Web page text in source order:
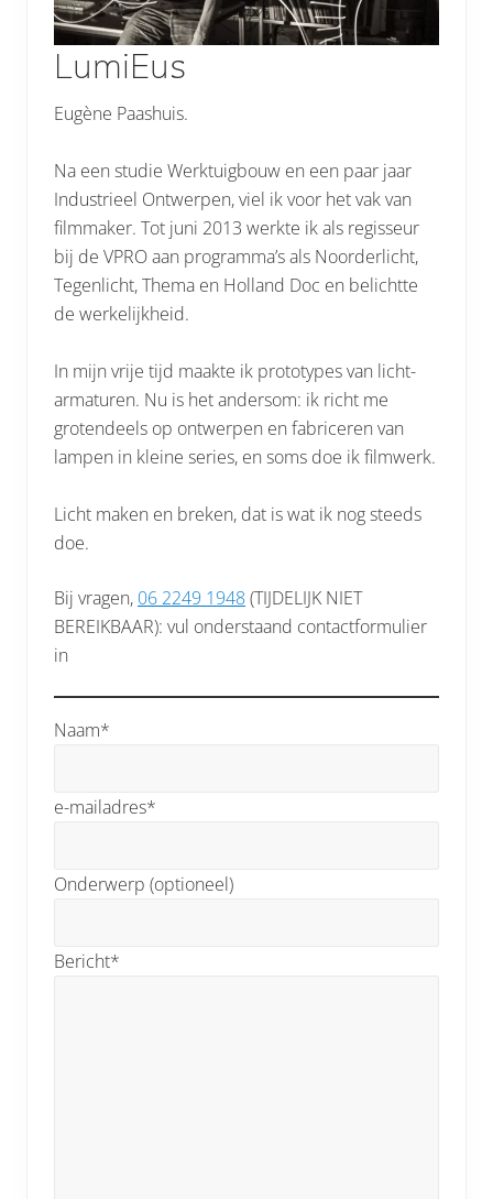
LumiEus
Eugène Paashuis.
Na een studie Werktuigbouw en een paar jaar
Industrieel Ontwerpen, viel ik voor het vak van
filmmaker. Tot juni 2013 werkte ik als regisseur
bij de VPRO aan programma’s als Noorderlicht,
Tegenlicht, Thema en Holland Doc en belichtte
de werkelijkheid.
In mijn vrije tijd maakte ik prototypes van licht-
armaturen. Nu is het andersom: ik richt me
grotendeels op ontwerpen en fabriceren van
lampen in kleine series, en soms doe ik filmwerk.
Licht maken en breken, dat is wat ik nog steeds
doe.
Bij vragen, 06 2249 1948(TIJDELIJK NIET
BEREIKBAAR): vul onderstaand contactformulier
in
Naam*
e-mailadres*
Onderwerp (optioneel)
Bericht*